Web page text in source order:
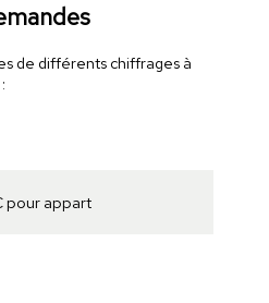
de différents chiffrages à
pour appart